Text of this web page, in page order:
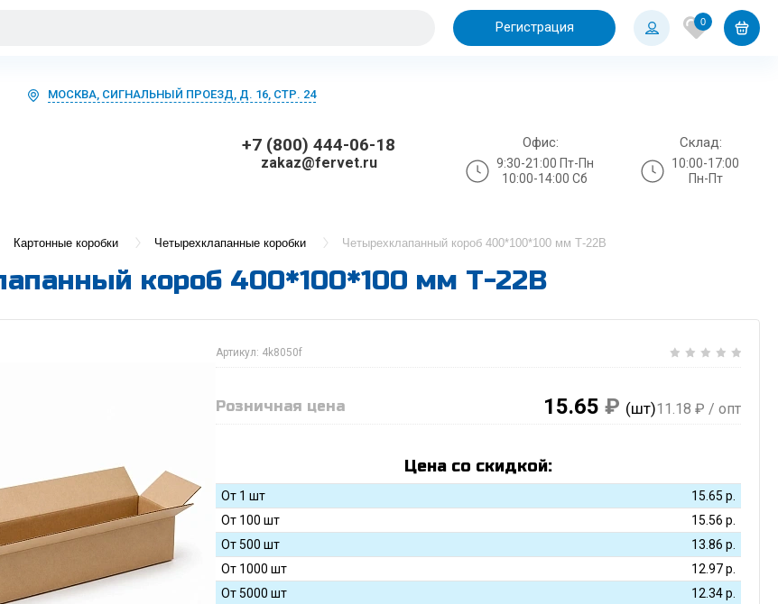
Регистрация 0
МОСКВА, СИГНАЛЬНЫЙ ПРОЕЗД, Д. 16, СТР. 24
+7 (800) 444-06-18
zakaz@fervet.ru
Офис:
9:30-21:00 Пт-Пн
10:00-14:00 Сб
Склад:
10:00-17:00
Пн-Пт
Картонные коробки Четырехклапанные коробки Четырехклапанный короб 400*100*100 мм Т-22В
короб 400*100*100 мм Т-22В
Артикул: 4k8050f
Розничная цена 15.65 ₽ (шт)11.18 ₽ / опт
Цена со скидкой:
От 1 шт 15.65 р.
От 100 шт
15.56 р.
От 500 шт
13.86 р.
От 1000 шт
12.97р.
От 5000 шт
12.34р.